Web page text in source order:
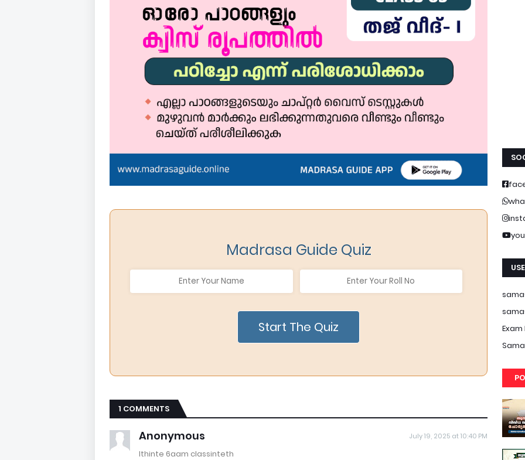
Madrasa Guide Quiz
Start The Quiz
1 COMMENTS
Anonymous July 19, 2025 at 10:40 PM
Ithinte 6aam classinteth
Exam